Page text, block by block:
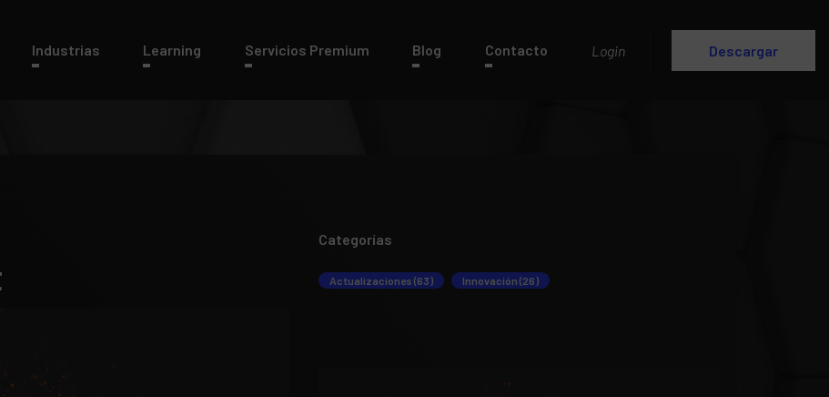
Industrias Learning Servicios Premium Blog Contacto Login Descargar
Categorías
Actualizaciones (63) Innovación (26)